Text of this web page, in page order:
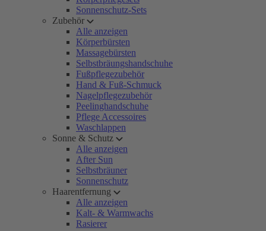
Sonnenschutz-Sets
Zubehör
Alle anzeigen
Körperbürsten
Massagebürsten
Selbstbräungshandschuhe
Fußpflegezubehör
Hand & Fuß-Schmuck
Nagelpflegezubehör
Peelinghandschuhe
Pflege Accessoires
Waschlappen
Sonne & Schutz
Alle anzeigen
After Sun
Selbstbräuner
Sonnenschutz
Haarentfernung
Alle anzeigen
Kalt- & Warmwachs
Rasierer